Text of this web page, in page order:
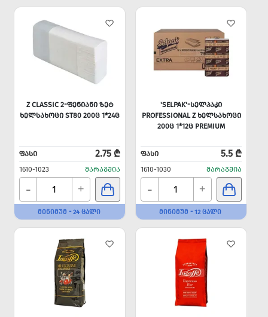
Z CLASSIC 2-ᲤᲔᲜᲘᲐᲜᲘ ᲖᲔᲢ
ᲮᲔᲚᲡᲐᲮᲝᲪᲘ ST80 200Ც 1*24Ც
ᲤᲐᲡᲘ 2.75 ₾
1610-1023 ᲛᲐᲠᲐᲒᲨᲘᲐ
- +
ᲛᲘᲜᲘᲛᲣᲛ - 24 ᲪᲐᲚᲘ
'SELPAK'-ᲡᲔᲚᲞᲐᲙᲘ
PROFESSIONAL Z ᲮᲔᲚᲡᲐᲮᲝᲪᲘ
200Ც 1*12Ც PREMIUM
ᲤᲐᲡᲘ 5.5 ₾
1610-1030 ᲛᲐᲠᲐᲒᲨᲘᲐ
- +
ᲛᲘᲜᲘᲛᲣᲛ - 12 ᲪᲐᲚᲘ